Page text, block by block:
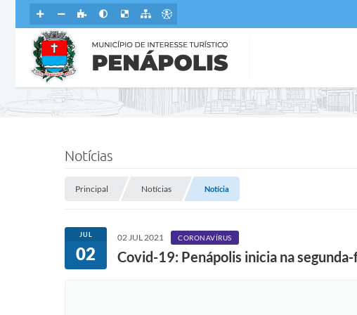
Notícias
Principal Notícias Notícia
JUL
02
02 JUL 2021 CORONAVÍRUS
Covid-19: Penápolis inicia na